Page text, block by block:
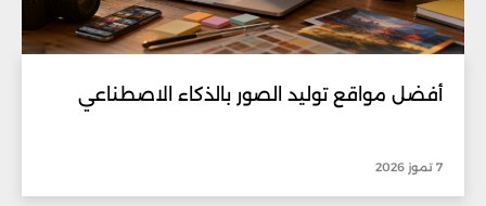
أفضل مواقع توليد الصور بالذكاء الاصطناعي
7 تموز 2026